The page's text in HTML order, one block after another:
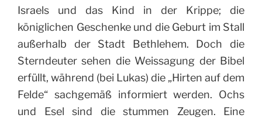
Israels und das Kind in der Krippe; die
königlichen Geschenke und die Geburt im Stall
außerhalb der Stadt Bethlehem. Doch die
Sterndeuter sehen die Weissagung der Bibel
erfüllt, während (bei Lukas) die „Hirten auf dem
Felde“ sachgemäß informiert werden. Ochs
und Esel sind die stummen Zeugen. Eine